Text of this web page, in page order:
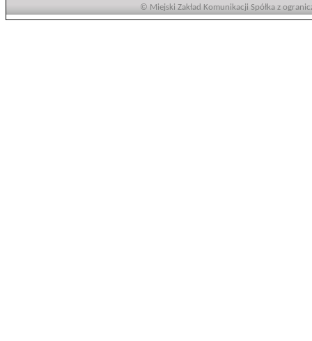
© Miejski Zakład Komunikacji Spółka z